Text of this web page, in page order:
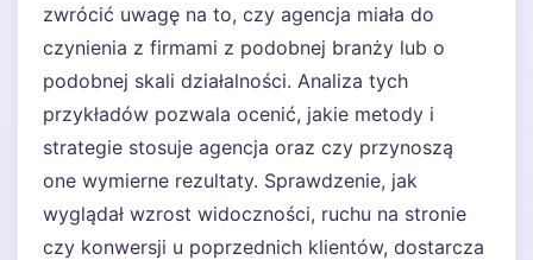
zwrócić uwagę na to, czy agencja miała do
czynienia z firmami z podobnej branży lub o
podobnej skali działalności. Analiza tych
przykładów pozwala ocenić, jakie metody i
strategie stosuje agencja oraz czy przynoszą
one wymierne rezultaty. Sprawdzenie, jak
wyglądał wzrost widoczności, ruchu na stronie
czy konwersji u poprzednich klientów, dostarcza